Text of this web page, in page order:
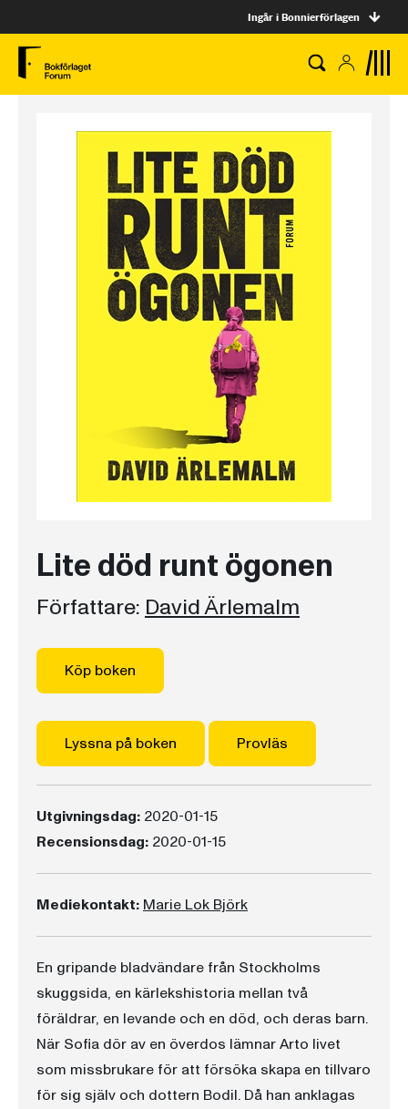
Ingår i Bonnierförlagen
Lite död runt ögonen
Författare: David Ärlemalm
Köp boken
Lyssna på boken Provläs
Utgivningsdag: 2020-01-15
Recensionsdag: 2020-01-15
Mediekontakt: Marie Lok Björk
En gripande bladvändare från Stockholms
skuggsida, en kärlekshistoria mellan två
föräldrar, en levande och en död, och deras barn.
När Sofia dör av en överdos lämnar Arto livet
som missbrukare för att försöka skapa en tillvaro
för sig själv och dottern Bodil. Då han anklagas